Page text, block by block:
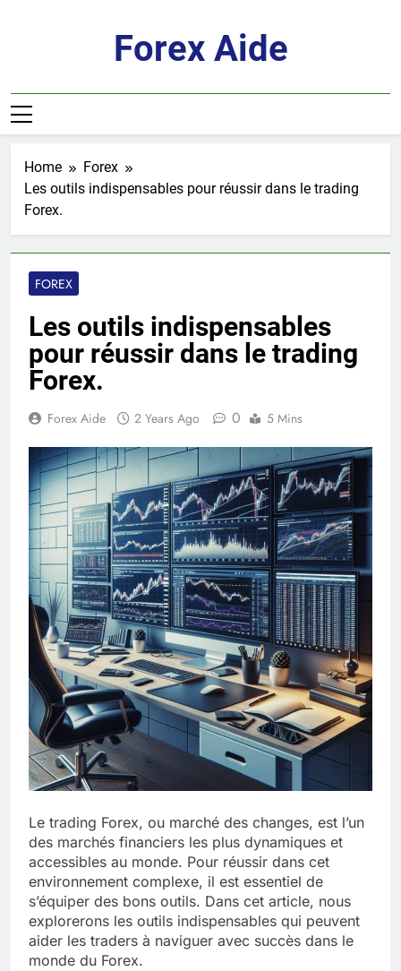
Forex Aide
Home
Forex
Les outils indispensables pour réussir dans le trading
Forex.
FOREX
Les outils indispensables
pour réussir dans le trading
Forex.
Forex Aide 2 Years Ago 0 5 Mins
Le trading Forex, ou marché des changes, est l’un
des marchés financiers les plus dynamiques et
accessibles au monde. Pour réussir dans cet
environnement complexe, il est essentiel de
s’équiper des bons outils. Dans cet article, nous
explorerons les outils indispensables qui peuvent
aider les traders à naviguer avec succès dans le
monde du Forex.